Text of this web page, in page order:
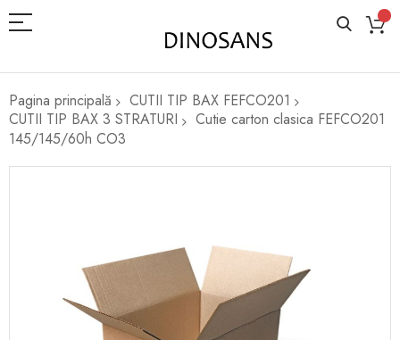
Pagina principală
CUTII TIP BAX FEFCO201
CUTII TIP BAX 3 STRATURI
Cutie carton clasica FEFCO201
145/145/60h CO3